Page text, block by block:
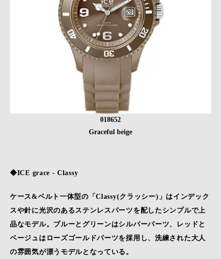
018652
Graceful beige
◆ICE grace - Classy
ケース&ベルト一体型の「Classy(クラッシー)」はインデック
スや針に光沢のあるステンレスパーツを配したシンプルで上
品なモデル。​ブルーとグリーンはシルバーパーツ、レッドと
ベージュはローズゴールドパーツを採用し、洗練された大人
の雰囲気が漂うモデルとなっている。